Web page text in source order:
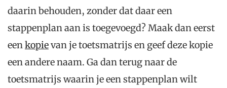
daarin behouden, zonder dat daar een
stappenplan aan is toegevoegd? Maak dan eerst
eenkopievan je toetsmatrijs en geef deze kopie
een andere naam. Ga dan terug naar de
toetsmatrijs waarin je een stappenplan wilt